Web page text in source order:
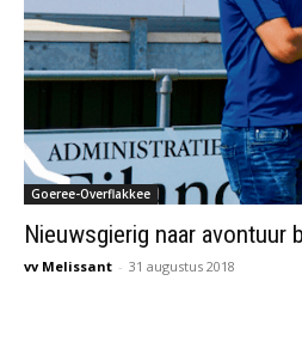
Goeree-Overflakkee
Nieuwsgierig naar avontuur
vv Melissant - 31 augustus 2018